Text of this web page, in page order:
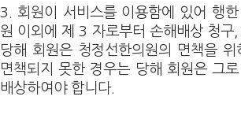
3. 회원이 서비스를 이용함에 있어 행
원 이외에 제 3 자로부터 손해배상 청
당해 회원은 청정선한의원의 면책을
면책되지 못한 경우는 당해 회원은 그
배상하여야 합니다.